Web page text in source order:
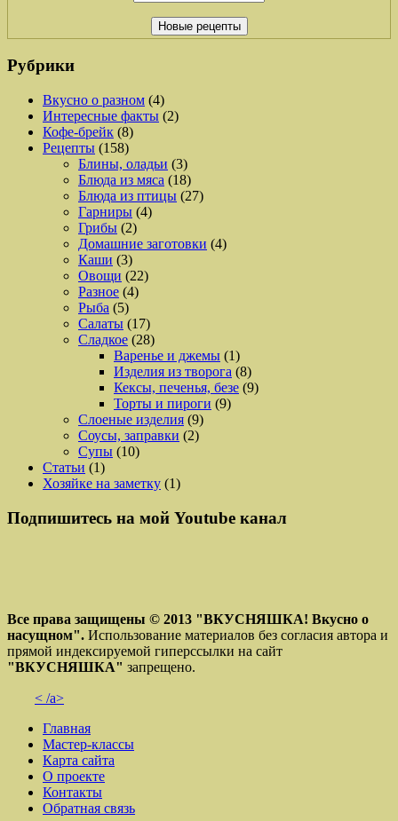
Рубрики
Вкусно о разном (4)
Интересные факты (2)
Кофе-брейк (8)
Рецепты (158)
Блины, оладьи (3)
Блюда из мяса (18)
Блюда из птицы (27)
Гарниры (4)
Грибы (2)
Домашние заготовки (4)
Каши (3)
Овощи (22)
Разное (4)
Рыба (5)
Салаты (17)
Сладкое (28)
Варенье и джемы (1)
Изделия из творога (8)
Кексы, печенья, безе (9)
Торты и пироги (9)
Слоеные изделия (9)
Соусы, заправки (2)
Супы (10)
Статьи (1)
Хозяйке на заметку (1)
Подпишитесь на мой Youtube канал
Все права защищены © 2013 "ВКУСНЯШКА! Вкусно о
насущном". Использование материалов без согласия автора и
прямой индексируемой гиперссылки на сайт
"ВКУСНЯШКА" запрещено.
< /a>
Главная
Мастер-классы
Карта сайта
О проекте
Контакты
Обратная связь